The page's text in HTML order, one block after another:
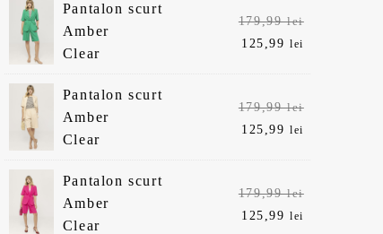
Pantalon scurt
Amber
Clear
179,99lei
125,99lei
Pantalon scurt
Amber
Clear
179,99lei
125,99lei
Pantalon scurt
Amber
Clear
179,99lei
125,99lei